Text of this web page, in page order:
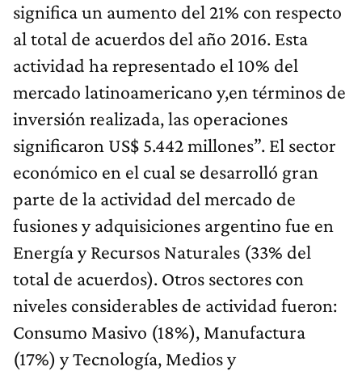
significa un aumento del 21% con respecto
al total de acuerdos del año 2016. Esta
actividad ha representado el 10% del
mercado latinoamericano y,en términos de
inversión realizada, las operaciones
significaron US$ 5.442 millones”. El sector
económico en el cual se desarrolló gran
parte de la actividad del mercado de
fusiones y adquisiciones argentino fue en
Energía y Recursos Naturales (33% del
total de acuerdos). Otros sectores con
niveles considerables de actividad fueron:
Consumo Masivo (18%), Manufactura
(17%) y Tecnología, Medios y